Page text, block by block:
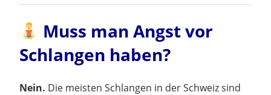
Muss man Angst vor
Schlangen haben?
Nein. Die meisten Schlangen in der Schweiz sind